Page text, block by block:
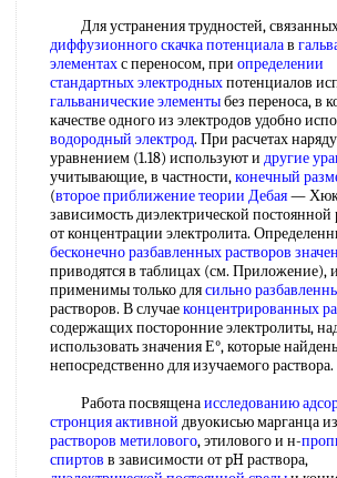
Для устранения трудностей,
диффузионного скачка потенциалав
элементахс переносом, при определении
стандартных электродныхпотенциалов
гальванические элементыбез переноса, в
качестве одного из электродов удобно
водородный электрод. При расчетах
уравнением (1.18) используют и другие
учитывающие, в частности,конечный
(второе приближение теории Дебая—
зависимость диэлектрической постоянной
от концентрации электролита.
бесконечно разбавленныхрастворов
приводятся в таблицах (см. Приложение),
применимы только длясильно
растворов. В случаеконцентрированных
содержащих посторонние электролиты,
использовать значения Е°, которые
непосредственно для изучаемого раствора.
Работа посвященаисследованию
стронция активной двуокисью марганца из
растворов метилового, этилового и н-
спиртов в зависимости от pH раствора,